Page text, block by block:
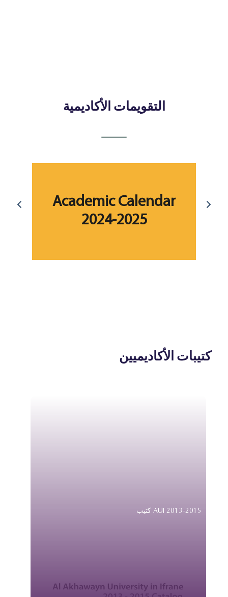
التقويمات الأكاديمية
Academic Calendar
2024-2025
كتيبات الأكاديميين
كتيب AUI 2013-2015